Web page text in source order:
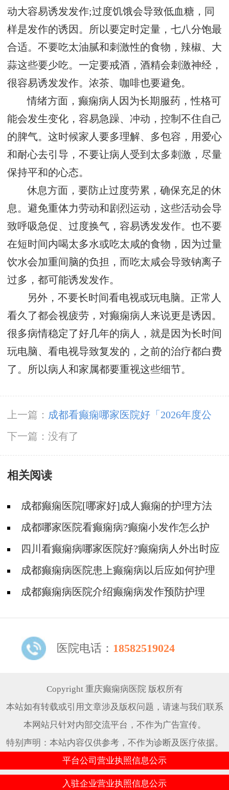
动大容易诱发发作;过度饥饿会导致低血糖，同
样是发作的诱因。所以要定时定量，七八分饱最
合适。不要吃太油腻和刺激性的食物，辣椒、大
蒜这些要少吃。一定要戒酒，酒精会刺激神经，
很容易诱发发作。浓茶、咖啡也要避免。
情绪方面，癫痫病人因为长期服药，性格可
能会发生变化，容易急躁、冲动，控制不住自己
的脾气。这时候家人要多理解、多包容，用爱心
和耐心去引导，不要让病人受到太多刺激，尽量
保持平和的心态。
休息方面，要防止过度劳累，确保充足的休
息。避免重体力劳动和剧烈运动，这些活动会导
致呼吸急促、过度换气，容易诱发发作。也不要
在短时间内喝太多水或吃太咸的食物，因为过量
饮水会加重间脑的负担，而吃太咸会导致钠离子
过多，都可能诱发发作。
另外，不要长时间看电视或玩电脑。正常人
看久了都会视疲劳，对癫痫病人来说更是诱因。
很多病情稳定了好几年的病人，就是因为长时间
玩电脑、看电视导致复发的，之前的治疗都白费
了。所以病人和家属都要重视这些细节。
上一篇： 成都看癫痫哪家医院好「2026年度公
布」有癫痫能不能抽烟?
下一篇：没有了
相关阅读
成都癫痫医院[哪家好]成人癫痫的护理方法
是什么?
成都哪家医院看癫痫病?癫痫小发作怎么护
理? 四川看癫痫病哪家医院好?癫痫病人外出时应
注意什么?
成都癫痫病医院患上癫痫病以后应如何护理
呢?成都癫痫病医院介绍癫痫病发作预防护理
医院电话： 18582519024
Copyright 重庆癫痫病医院 版权所有
本站如有转载或引用文章涉及版权问题，请速与我们联系
本网站只针对内部交流平台，不作为广告宣传。
特别声明：本站内容仅供参考，不作为诊断及医疗依据。
平台公司营业执照信息公示
入驻企业营业执照信息公示